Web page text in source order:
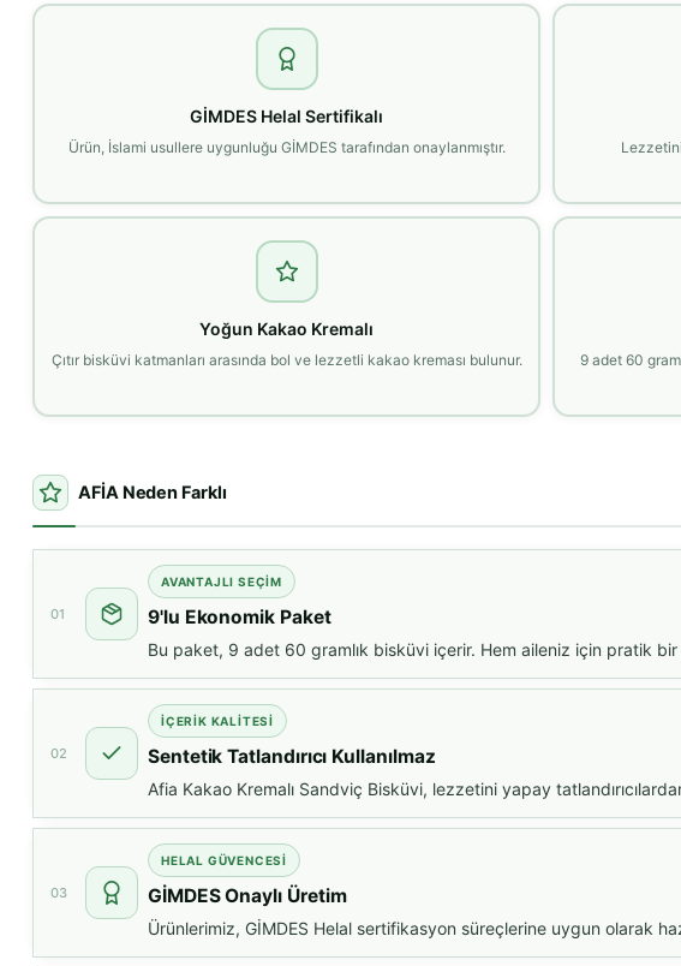
GİMDES Helal Sertifikalı
Ürün, İslami usullere uygunluğu GİMDES tarafından onaylanmıştır.
Yoğun Kakao Kremalı
Çıtır bisküvi katmanları arasında bol ve lezzetli kakao kreması bulunur.
9 adet 60
AFİA Neden Farklı
01
AVANTAJLI SEÇIM
9'lu Ekonomik Paket
Bu paket, 9 adet 60 gramlık bisküvi içerir. Hem aileniz için pratik
02
İÇERIK KALITESI
Sentetik Tatlandırıcı Kullanılmaz
Afia Kakao Kremalı Sandviç Bisküvi, lezzetini yapay
03
HELAL GÜVENCESI
GİMDES Onaylı Üretim
Ürünlerimiz, GİMDES Helal sertifikasyon süreçlerine uygun olarak